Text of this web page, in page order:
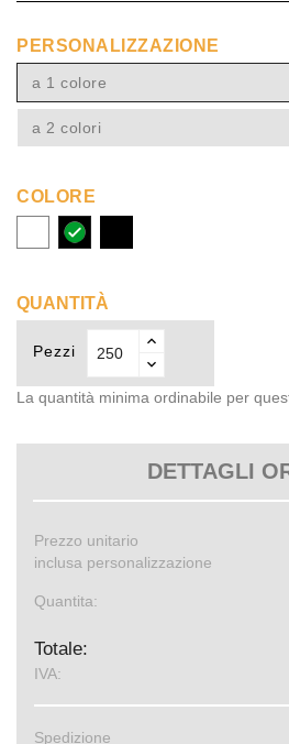
PERSONALIZZAZIONE
a 1 colore
a 2 colori
COLORE
Bianco
(01)
Nero
(02)
(0202)
QUANTITÀ
Pezzi
La quantità minima ordinabile per
DETTAGLI
Prezzo unitario
inclusa personalizzazione
Quantita:
Totale:
IVA:
Spedizione